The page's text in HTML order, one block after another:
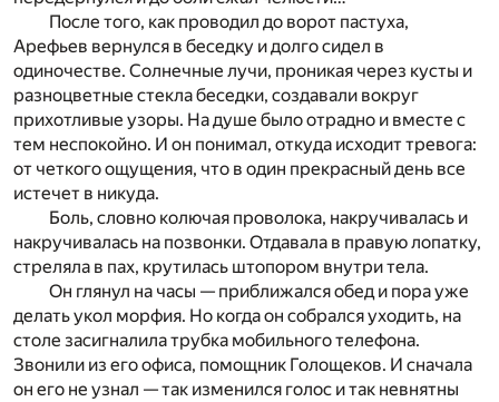
После того, как проводил до ворот пастуха,
Арефьев вернулся в беседку и долго сидел в
одиночестве. Солнечные лучи, проникая через кусты и
разноцветные стекла беседки, создавали вокруг
прихотливые узоры. На душе было отрадно и вместе с
тем неспокойно. И он понимал, откуда исходит тревога:
от четкого ощущения, что в один прекрасный день все
истечет в никуда.
Боль, словно колючая проволока, накручивалась и
накручивалась на позвонки. Отдавала в правую лопатку,
стреляла в пах, крутилась штопором внутри тела.
Он глянул на часы — приближался обед и пора уже
делать укол морфия. Но когда он собрался уходить, на
столе засигналила трубка мобильного телефона.
Звонили из его офиса, помощник Голощеков. И сначала
он его не узнал — так изменился голос и так невнятны